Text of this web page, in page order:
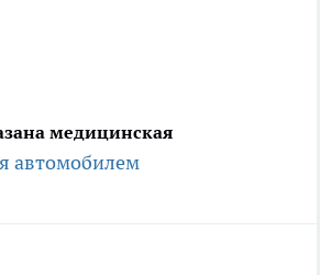
медицинская
автомобилем